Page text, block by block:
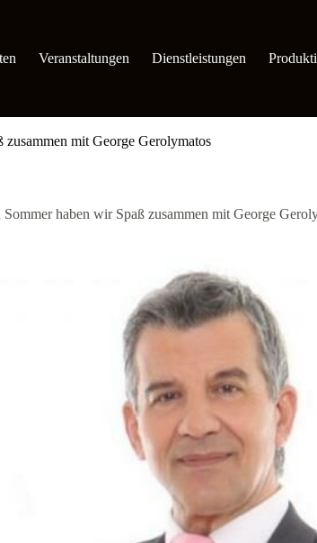
Veranstaltungen Dienstleistungen
zusammen mit George Gerolymatos
Sommer haben wir Spaß zusammen mit George